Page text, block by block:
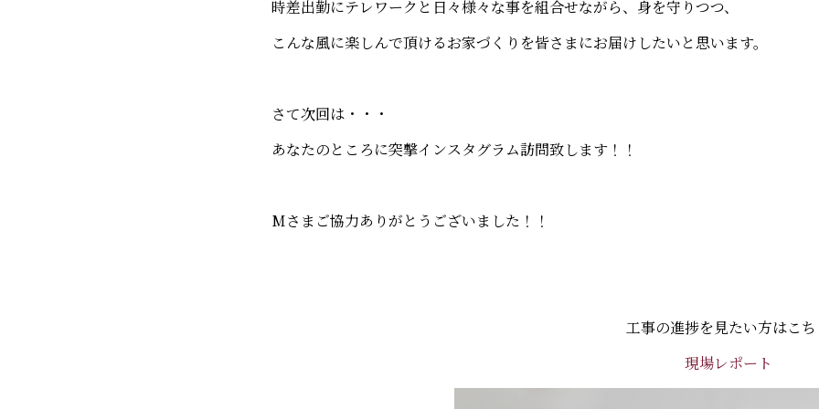
時差出勤にテレワークと日々様々な事を組合せながら、身を守りつつ、
こんな風に楽しんで頂けるお家づくりを皆さまにお届けしたいと思います。
さて次回は・・・
あなたのところに突撃インスタグラム訪問致します！！
Mさまご協力ありがとうございました！！
工事の進捗を見たい方はこ
現場レポート